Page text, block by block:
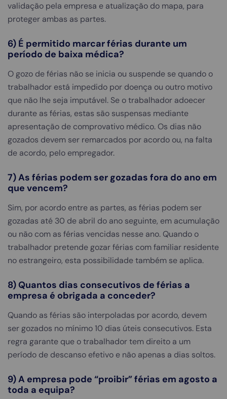
validação pela empresa e atualização do mapa, para
proteger ambas as partes.
6) É permitido marcar férias durante um
período de baixa médica?
O gozo de férias não se inicia ou suspende se quando o
trabalhador está impedido por doença ou outro motivo
que não lhe seja imputável. Se o trabalhador adoecer
durante as férias, estas são suspensas mediante
apresentação de comprovativo médico. Os dias não
gozados devem ser remarcados por acordo ou, na falta
de acordo, pelo empregador.
7) As férias podem ser gozadas fora do ano em
que vencem?
Sim, por acordo entre as partes, as férias podem ser
gozadas até 30 de abril do ano seguinte, em acumulação
ou não com as férias vencidas nesse ano. Quando o
trabalhador pretende gozar férias com familiar residente
no estrangeiro, esta possibilidade também se aplica.
8) Quantos dias consecutivos de férias a
empresa é obrigada a conceder?
Quando as férias são interpoladas por acordo, devem
ser gozados no mínimo 10 dias úteis consecutivos. Esta
regra garante que o trabalhador tem direito a um
período de descanso efetivo e não apenas a dias soltos.
9) A empresa pode “proibir” férias em agosto a
toda a equipa?